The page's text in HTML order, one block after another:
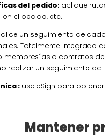
del pedido: aplique
el pedido, etc.
un seguimiento de
Totalmente integrado
membresías o contratos
realizar un seguimiento de
: use eSign para
Mantener